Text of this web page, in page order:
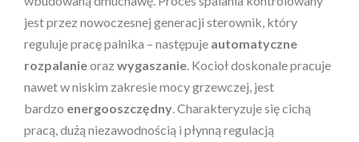
jest przez nowoczesnej generacji sterownik, który
reguluje pracę palnika – następuje automatyczne
rozpalanieoraz wygaszanie . Kocioł doskonale pracuje
nawet w niskim zakresie mocy grzewczej, jest
bardzo energooszczędny . Charakteryzuje się cichą
pracą, dużą niezawodnością i płynną regulacją